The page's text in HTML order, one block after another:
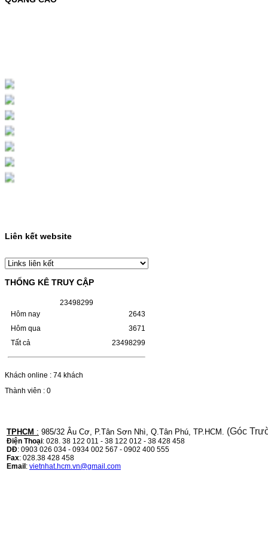
Chọn mua
HỘP MỰC MÀU SAMSUNG
CLT-403S CHO DÒNG MÁY
SL-C435/C436
HỘP MỰC MÀU SAMSUNG CLT-403S CHO
DÒNG MÁY SL-C435/C436MÃ HỘP MỰC:-
Samsung CLT-403S- Loại mực: Mực in laser
màuSỬ DỤNG CHO MÁY IN:- Samsung SL-
HỘP MỰC HP 110A
(W1110A) CHO DÒNG MÁY
LBP 243/MF 461DW
HỘP MỰC HP 110A (W1110A) CHO DÒNG
MÁY LBP 243/MF 461DWMÃ HỘP MỰC:-
Hộp mực HP 110A (W1110A)- Loại mực:
Mực in laser trắng đenSỬ DỤNG CHO MÁY
IN:- HP…
243/MF 461DW
HỘP MỰC CANON CRG-070 CHO DÒNG
MÁY LBP 243/MF 461DW MÃ HỘP MỰC:–
Hộp mực Canon CRG-070– Loại mực: Mực
Liên kết website
THỐNG KÊ TRUY CẬP
23498299
Hôm nay
Hôm qua
Tất cả
2643
3671
23498299
Khách online : 74 khách
Thành viên : 0
TPHCM : 985/32 Âu Cơ, P.Tân Sơn Nhì, Q.Tân Phú, TP.HCM. (Góc
Điện Thoại: 028. 38 122 011 - 38 122 012 - 38 428 458
DĐ: 0903 026 034 - 0934 002 567 - 0902 400 555
Fax: 028.38 428 458
Email: vietnhat.hcm.vn@gmail.com